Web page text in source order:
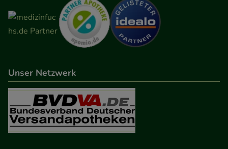
auch auf Ihre Bedürfnisse zugeschrittene Inhalte
anzuzeigen und unser Partnerprogramm zu
betreiben.
Informationen über die Art und Weise der Nutzung
unserer Website sammeln, mit deren Hilfe wir
unsere Website weiter für Sie optimieren können,
den Inhalt auf unserer Website aber auch die
Werbung auf Drittseiten möglichst relevant für Sie
Unser Netzwerk